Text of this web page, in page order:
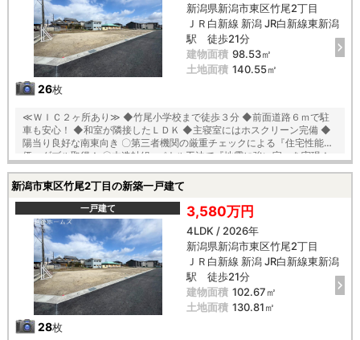
26枚
新潟県新潟市東区竹尾2丁目
ＪＲ白新線 新潟 JR白新線東新潟
駅 徒歩21分
建物面積 98.53㎡
土地面積 140.55㎡
≪ＷＩＣ２ヶ所あり≫ ◆竹尾小学校まで徒歩３分 ◆前面道路６ｍで駐
車も安心！ ◆和室が隣接したＬＤＫ ◆主寝室にはホスクリーン完備 ◆
陽当り良好な南東向き 〇第三者機関の厳重チェックによる『住宅性能評
価』ダブル取得！ 〇木造軸組×パネル工法で『地震に強い家』を実現！
年保証！ 〇建物は安心の１０年保証（最大３５年まで延長可※条件有）
〇雨で汚れを落とす機能付き『外壁サイディング』 〇夏は強い日差しを
カット、冬は暖か『全窓複層ガラス・樹脂アングルサッシ』 【教育】 竹
尾小学校 徒歩３分 木戸中学校 徒歩２３分
新潟市東区竹尾2丁目の新築一戸建て
一戸建て
28枚
3,580万円
4LDK / 2026年
新潟県新潟市東区竹尾2丁目
ＪＲ白新線 新潟 JR白新線東新潟
駅 徒歩21分
建物面積 102.67㎡
土地面積 130.81㎡